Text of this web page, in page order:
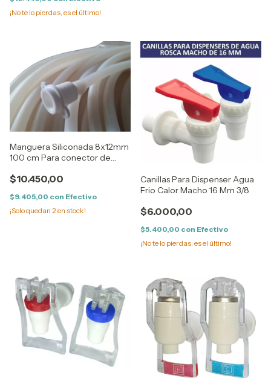
¡No te lo pierdas, es el último!
Manguera Siliconada 8x12mm
100 cm Para conector de
$10.450,00
$9.405,00 con Efectivo
¡Solo quedan 2en stock!
Canillas Para Dispenser Agua
Frio Calor Macho 16 Mm 3/8
$6.000,00
$5.400,00 con Efectivo
¡No te lo pierdas, es el último!